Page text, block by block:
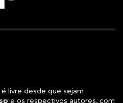
livre desde que sejam
e os respectivos autores, com